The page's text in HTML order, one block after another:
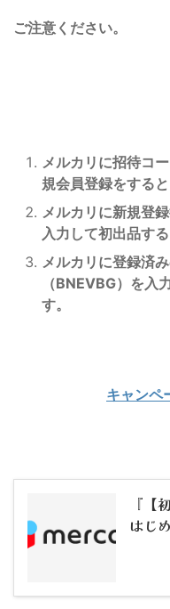
ご注意ください。
メルカリに招待コ
規会員登録をする
メルカリに新規登
入力して初出品す
メルカリに登録済み
（BNEVBG） を入
す。
キャンペ
『【
はじ